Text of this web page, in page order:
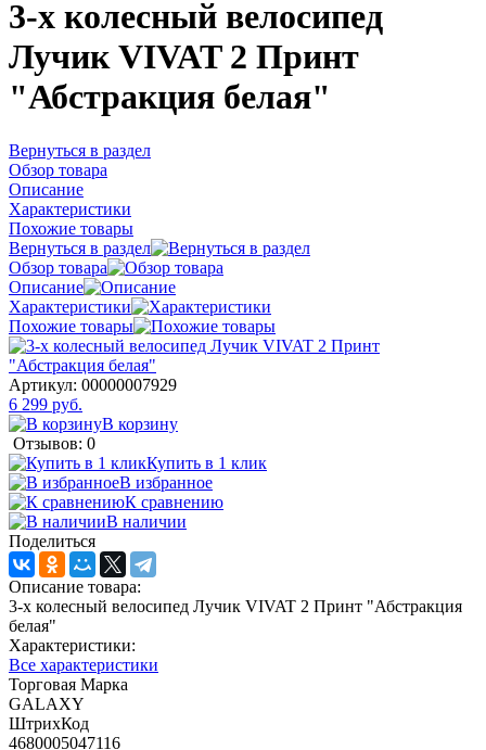
3-х колесный велосипед
Лучик VIVAT 2 Принт
"Абстракция белая"
Вернуться в раздел
Обзор товара
Описание
Характеристики
Похожие товары
Вернуться в раздел
Обзор товара
Описание
Характеристики
Похожие товары
Артикул: 00000007929
6 299 руб.
В корзину
Отзывов: 0
Купить в 1 клик
В избранное
К сравнению
В наличии
Поделиться
Описание товара:
3-х колесный велосипед Лучик VIVAT 2 Принт "Абстракция
белая"
Характеристики:
Все характеристики
Торговая Марка
GALAXY
ШтрихКод
4680005047116